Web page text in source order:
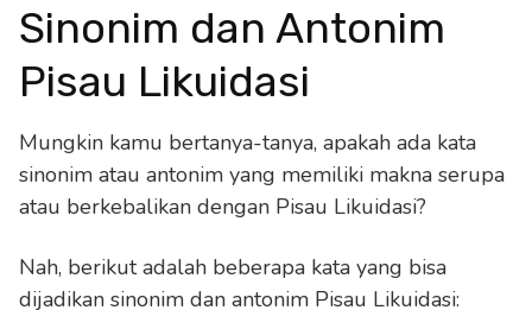
Sinonim dan Antonim
Pisau Likuidasi
Mungkin kamu bertanya-tanya, apakah ada kata
sinonim atau antonim yang memiliki makna serupa
atau berkebalikan dengan Pisau Likuidasi?
Nah, berikut adalah beberapa kata yang bisa
dijadikan sinonim dan antonim Pisau Likuidasi: